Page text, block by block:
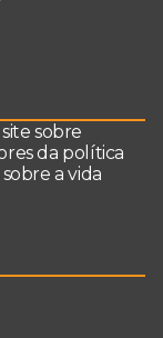
sobre
da política
a vida